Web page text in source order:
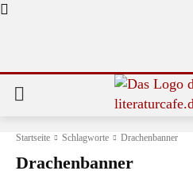
Startseite Schlagworte Drachenbanner
Drachenbanner